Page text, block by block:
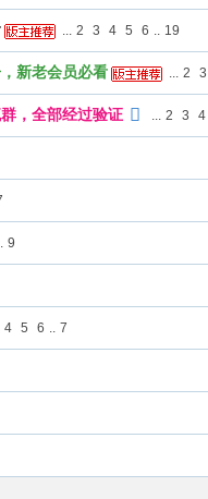
... 2 3 4 5 6 .. 19
新老会员必看 ... 2 3
，全部经过验证 ... 2 3 4
9
4 5 6 .. 7